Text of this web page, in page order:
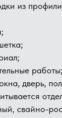
из
работы;
дверь,
свайно-